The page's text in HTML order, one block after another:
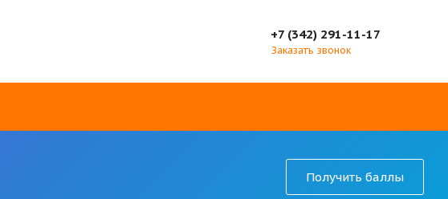
+7 (342) 291-11-17
Заказать звонок
Получить баллы